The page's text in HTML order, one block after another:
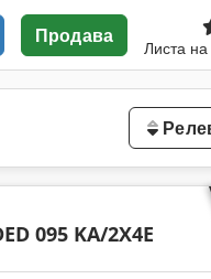
Продава
Листа
095 KA/2X4E